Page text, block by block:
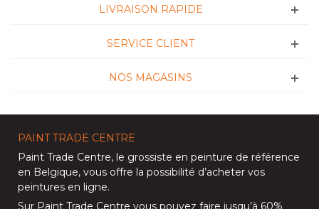
LIVRAISON RAPIDE
SERVICE CLIENT
NOS MAGASINS
PAINT TRADE CENTRE
Paint Trade Centre, le grossiste en peinture de référence
en Belgique, vous offre la possibilité d’acheter vos
peintures en ligne.
Sur Paint Trade Centre vous pouvez faire jusqu’à 60%